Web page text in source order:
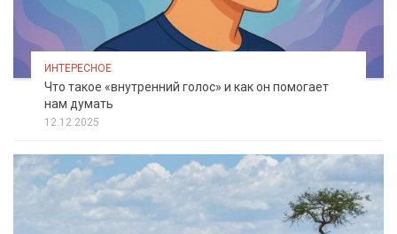
ИНТЕРЕСНОЕ
Что такое «внутренний голос» и как он помогает
нам думать
12.12.2025